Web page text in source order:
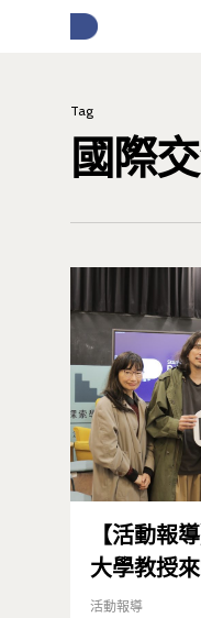
按下Enter開
Tag
國際
【活動報
大學教授
活動報導